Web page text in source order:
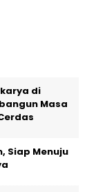
di
Masa
Siap Menuju